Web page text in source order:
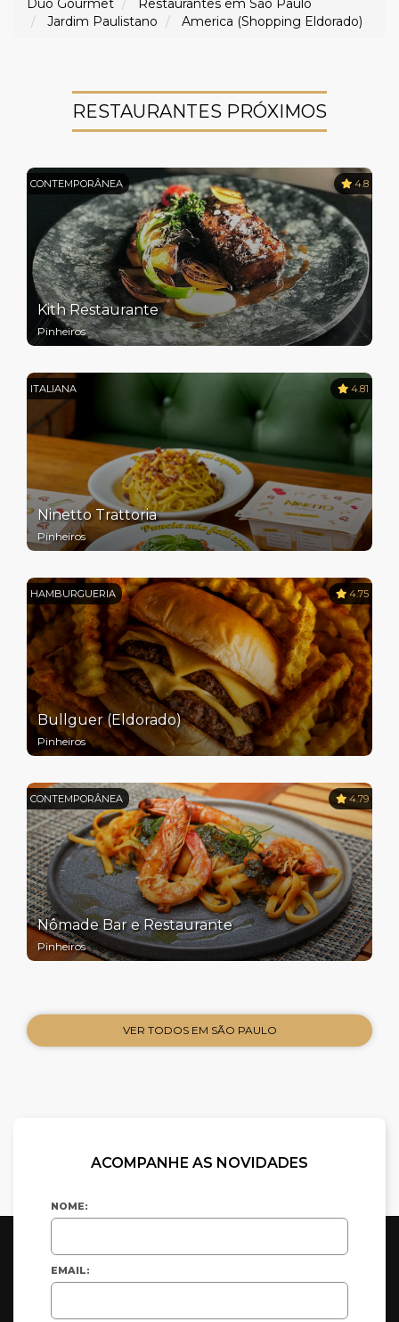
Duo Gourmet
Restaurantes em São Paulo
Jardim Paulistano
America (Shopping Eldorado)
RESTAURANTES PRÓXIMOS
CONTEMPORÂNEA 4.8
Kith Restaurante
Pinheiros
ITALIANA 4.81
Ninetto Trattoria
Pinheiros
HAMBURGUERIA 4.75
Bullguer (Eldorado)
Pinheiros
CONTEMPORÂNEA 4.79
Nômade Bar e Restaurante
Pinheiros
VER TODOS EM SÃO PAULO
ACOMPANHE AS NOVIDADES
NOME:
EMAIL: